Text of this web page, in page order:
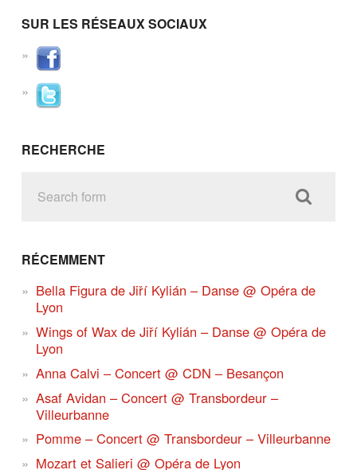
SUR LES RÉSEAUX SOCIAUX
RECHERCHE
RÉCEMMENT
Bella Figura de Jiří Kylián – Danse @ Opéra de
Lyon
Wings of Wax de Jiří Kylián – Danse @ Opéra de
Lyon
Anna Calvi – Concert @ CDN – Besançon
Asaf Avidan – Concert @ Transbordeur –
Villeurbanne
Pomme – Concert @ Transbordeur – Villeurbanne
Mozart et Salieri @ Opéra de Lyon